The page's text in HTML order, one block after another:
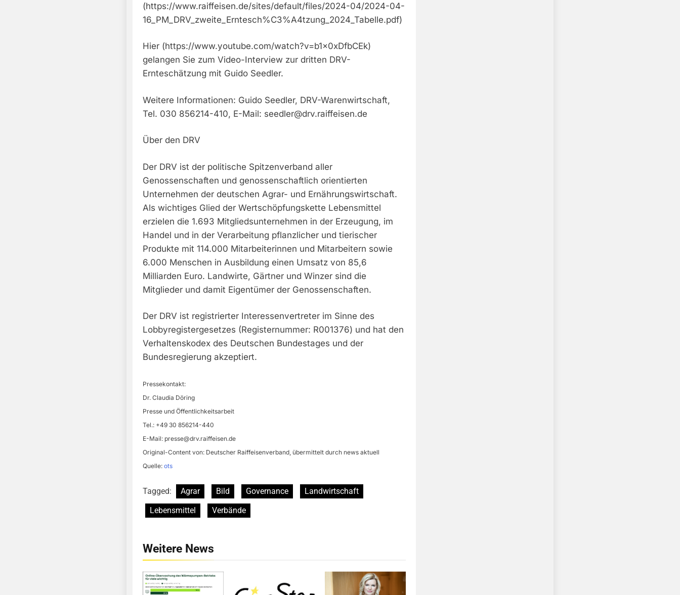
(https://www.raiffeisen.de/sites/default/files/2024-04/2024-04-
16_PM_DRV_zweite_Erntesch%C3%A4tzung_2024_Tabelle.pdf)
Hier (https://www.youtube.com/watch?v=b1x0xDfbCEk)
gelangen Sie zum Video-Interview zur dritten DRV-
Ernteschätzung mit Guido Seedler.
Weitere Informationen: Guido Seedler, DRV-Warenwirtschaft,
Tel. 030 856214-410, E-Mail: seedler@drv.raiffeisen.de
Über den DRV
Der DRV ist der politische Spitzenverband aller
Genossenschaften und genossenschaftlich orientierten
Unternehmen der deutschen Agrar- und Ernährungswirtschaft.
Als wichtiges Glied der Wertschöpfungskette Lebensmittel
erzielen die 1.693 Mitgliedsunternehmen in der Erzeugung, im
Handel und in der Verarbeitung pflanzlicher und tierischer
Produkte mit 114.000 Mitarbeiterinnen und Mitarbeitern sowie
6.000 Menschen in Ausbildung einen Umsatz von 85,6
Milliarden Euro. Landwirte, Gärtner und Winzer sind die
Mitglieder und damit Eigentümer der Genossenschaften.
Der DRV ist registrierter Interessenvertreter im Sinne des
Lobbyregistergesetzes (Registernummer: R001376) und hat den
Verhaltenskodex des Deutschen Bundestages und der
Bundesregierung akzeptiert.
Pressekontakt:
Dr. Claudia Döring
Presse und Öffentlichkeitsarbeit
Tel.: +49 30 856214-440
E-Mail: presse@drv.raiffeisen.de
Original-Content von: Deutscher Raiffeisenverband, übermittelt durch news aktuell
Quelle: ots
Tagged: Agrar Bild Governance
Landwirtschaft
Lebensmittel
Verbände
Weitere News